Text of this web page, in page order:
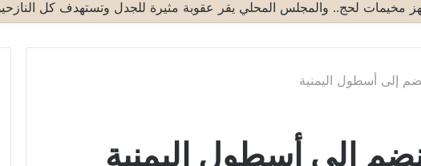
مخيمات لحج.. والمجلس المحلي يقر عقوبة مثيرة للجدل وتستهدف كل
إلى أسطول اليمنية
إلى أسطول اليمنية